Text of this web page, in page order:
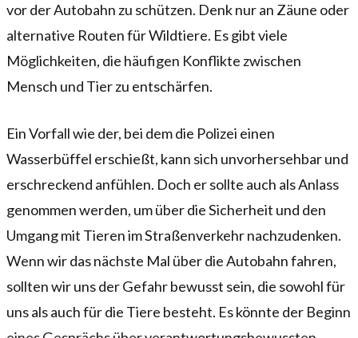
vor der Autobahn zu schützen. Denk nur an Zäune oder
alternative Routen für Wildtiere. Es gibt viele
Möglichkeiten, die häufigen Konflikte zwischen
Mensch und Tier zu entschärfen.
Ein Vorfall wie der, bei dem die Polizei einen
Wasserbüffel erschießt, kann sich unvorhersehbar und
erschreckend anfühlen. Doch er sollte auch als Anlass
genommen werden, um über die Sicherheit und den
Umgang mit Tieren im Straßenverkehr nachzudenken.
Wenn wir das nächste Mal über die Autobahn fahren,
sollten wir uns der Gefahr bewusst sein, die sowohl für
uns als auch für die Tiere besteht. Es könnte der Beginn